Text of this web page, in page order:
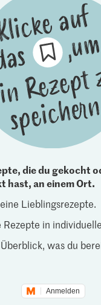
die du gekocht
hast, an einem Ort.
Lieblingsrezepte.
Rezepte in
was du
Anmelden